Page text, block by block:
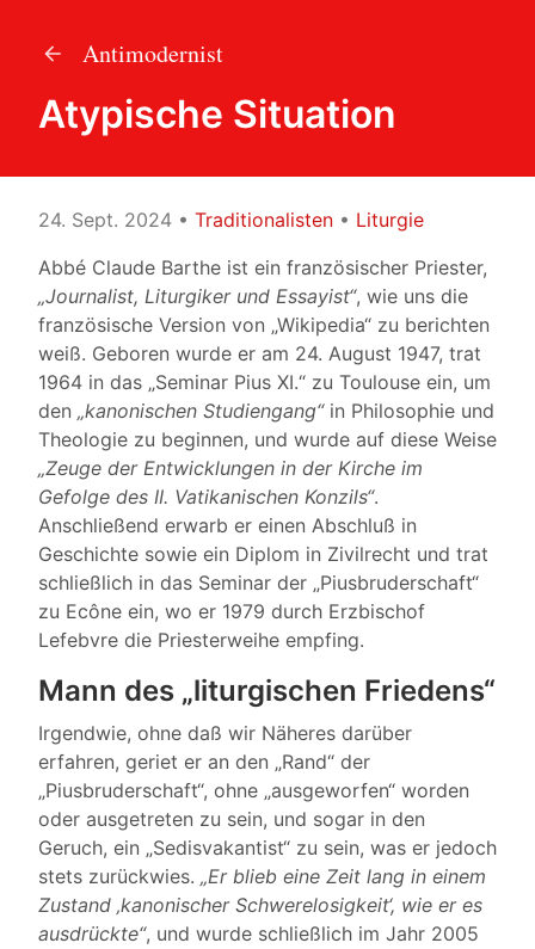
Antimodernist
Atypische Situation
24. Sept. 2024 • Traditionalisten • Liturgie
Abbé Claude Barthe ist ein französischer Priester,
„Journalist, Liturgiker und Essayist“, wie uns die
französische Version von „Wikipedia“ zu berichten
weiß. Geboren wurde er am 24. August 1947, trat
1964 in das „Seminar Pius XI.“ zu Toulouse ein, um
den „kanonischen Studiengang“in Philosophie und
Theologie zu beginnen, und wurde auf diese Weise
„Zeuge der Entwicklungen in der Kirche im
Gefolge des II. Vatikanischen Konzils“.
Anschließend erwarb er einen Abschluß in
Geschichte sowie ein Diplom in Zivilrecht und trat
schließlich in das Seminar der „Piusbruderschaft“
zu Ecône ein, wo er 1979 durch Erzbischof
Lefebvre die Priesterweihe empfing.
Mann des „liturgischen Friedens“
Irgendwie, ohne daß wir Näheres darüber
erfahren, geriet er an den „Rand“ der
„Piusbruderschaft“, ohne „ausgeworfen“ worden
oder ausgetreten zu sein, und sogar in den
Geruch, ein „Sedisvakantist“ zu sein, was er jedoch
stets zurückwies. „Er blieb eine Zeit lang in einem
Zustand ‚kanonischer Schwerelosigkeit‘, wie er es
ausdrückte“, und wurde schließlich im Jahr 2005